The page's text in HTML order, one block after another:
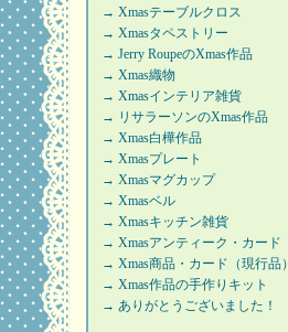
→ Xmasテーブルクロス
→ Xmasタペストリー
→ Jerry RoupeのXmas作品
→ Xmas織物
→ Xmasインテリア雑貨
→ リサラーソンのXmas作品
→ Xmas白樺作品
→ Xmasプレート
→ Xmasマグカップ
→ Xmasベル
→ Xmasキッチン雑貨
→ Xmasアンティーク・カード
→ Xmas商品・カード（現行品）
→ Xmas作品の手作りキット
→ ありがとうございました！